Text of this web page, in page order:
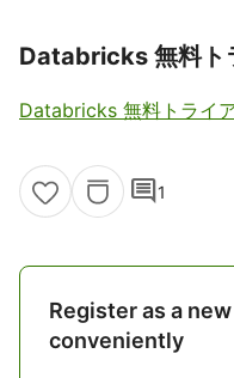
Databricks 無料ト
Databricks 無料トライ
comment1
Register as a
conveniently